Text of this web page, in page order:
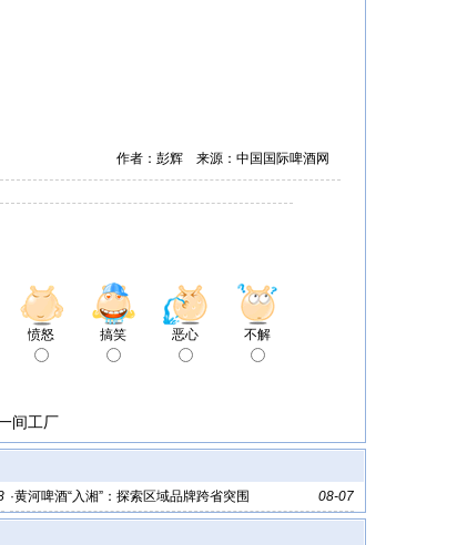
作者：彭辉 来源：中国国际啤酒网
愤怒 搞笑 恶心 不解
间工厂
08-07
·黄河啤酒“入湘”：探索区域品牌跨省突围